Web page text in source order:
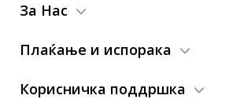
За Нас
Плаќање и испорака
Корисничка поддршка